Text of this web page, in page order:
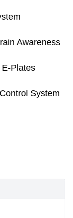
Awareness
Plates
System